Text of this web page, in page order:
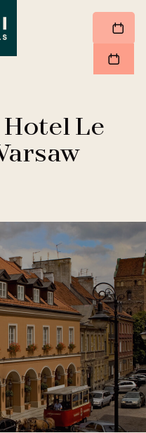
Le